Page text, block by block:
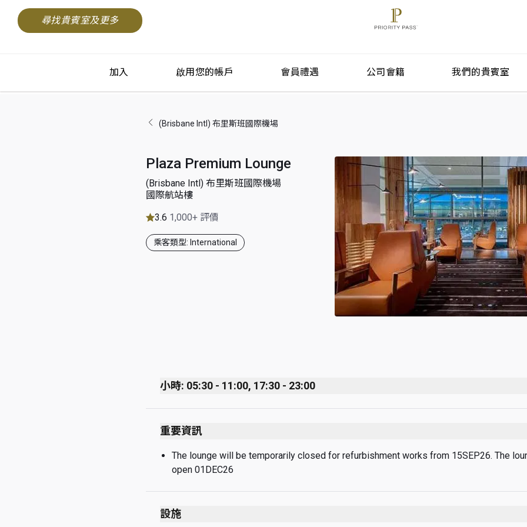
尋找貴賓室及更多
加入 啟用您的帳戶 會員禮遇 公司會籍 我們的貴賓室
(Brisbane Intl) 布里斯班國際機場
Plaza Premium Lounge
(Brisbane Intl) 布里斯班國際機場
國際航站樓
3.6 1,000+ 評價
乘客類型: International
小時: 05:30 - 11:00, 17:30 - 23:00
Monday
Tuesday
重要資訊
The lounge will be temporarily closed for refurbishment works from 15SEP26. The
open 01DEC26
設施